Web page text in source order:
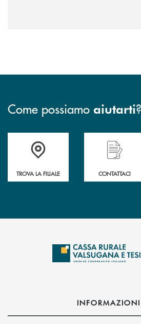
Come possiamo aiutarti?
Accedi all' elenco completo delle filiali .
TROVA LA FILIALE
Hai bisogno di
CONTATTACI
INFORMAZIONI